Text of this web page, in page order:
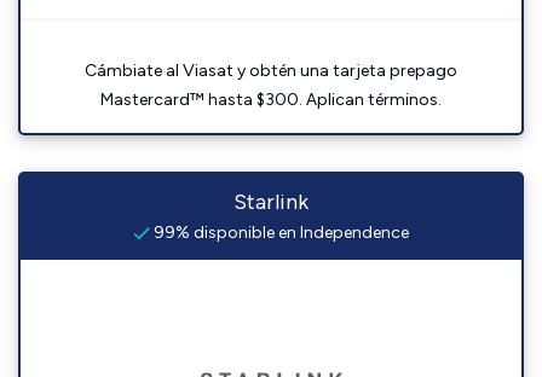
Cámbiate al Viasat y obtén una tarjeta prepago
Mastercard™ hasta $300. Aplican términos.
Starlink
99% disponible en Independence